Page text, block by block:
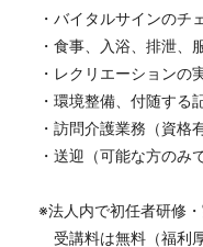
・バイタルサインのチ
・食事、入浴、排泄、
・レクリエーションの
・環境整備、付随する
・訪問介護業務（資格
・送迎（可能な方のみ
※法人内で初任者研修
受講料は無料（福利